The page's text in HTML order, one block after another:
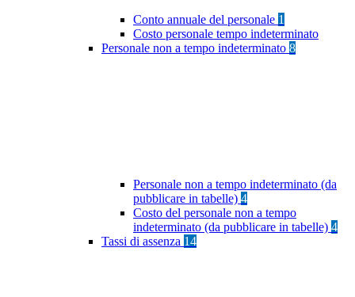
Conto annuale del personale 1
Costo personale tempo indeterminato
Personale non a tempo indeterminato 8
Personale non a tempo indeterminato (da
pubblicare in tabelle) 4
Costo del personale non a tempo
indeterminato (da pubblicare in tabelle) 4
Tassi di assenza 14